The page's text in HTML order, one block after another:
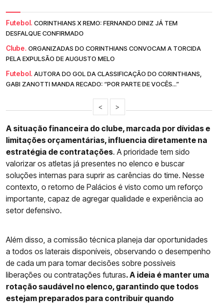
Futebol. CORINTHIANS X REMO: FERNANDO DINIZ JÁ TEM
DESFALQUE CONFIRMADO
Clube. ORGANIZADAS DO CORINTHIANS CONVOCAM A TORCIDA
PELA EXPULSÃO DE AUGUSTO MELO
Futebol. AUTORA DO GOL DA CLASSIFICAÇÃO DO CORINTHIANS,
GABI ZANOTTI MANDA RECADO: “POR PARTE DE VOCÊS...”
< >
A situação financeira do clube, marcada por dívidas e
limitações orçamentárias, influencia diretamente na
estratégia de contratações. A prioridade tem sido
valorizar os atletas já presentes no elenco e buscar
soluções internas para suprir as carências do time. Nesse
contexto, o retorno de Palácios é visto como um reforço
importante, capaz de agregar qualidade e experiência ao
setor defensivo.
Além disso, a comissão técnica planeja dar oportunidades
a todos os laterais disponíveis, observando o desempenho
de cada um para tomar decisões sobre possíveis
liberações ou contratações futuras. A ideia é manter uma
rotação saudável no elenco, garantindo que todos
estejam preparados para contribuir quando